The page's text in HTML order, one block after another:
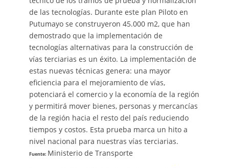
de las tecnologías. Durante este plan Piloto en
Putumayo se construyeron 45.000 m2, que han
demostrado que la implementación de
tecnologías alternativas para la construcción de
vías terciarias es un éxito. La implementación de
estas nuevas técnicas genera: una mayor
eficiencia para el mejoramiento de vías,
potenciará el comercio y la economía de la región
y permitirá mover bienes, personas y mercancías
de la región hacia el resto del país reduciendo
tiempos y costos. Esta prueba marca un hito a
nivel nacional para nuestras vías terciarias.
Fuente: Ministerio de Transporte